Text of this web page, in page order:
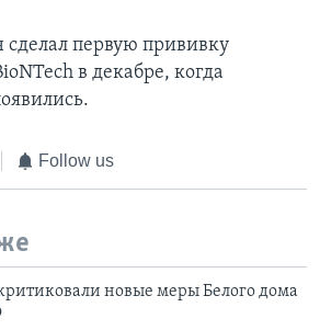
первую прививку
в декабре, когда
Follow us
новые меры Белого дома